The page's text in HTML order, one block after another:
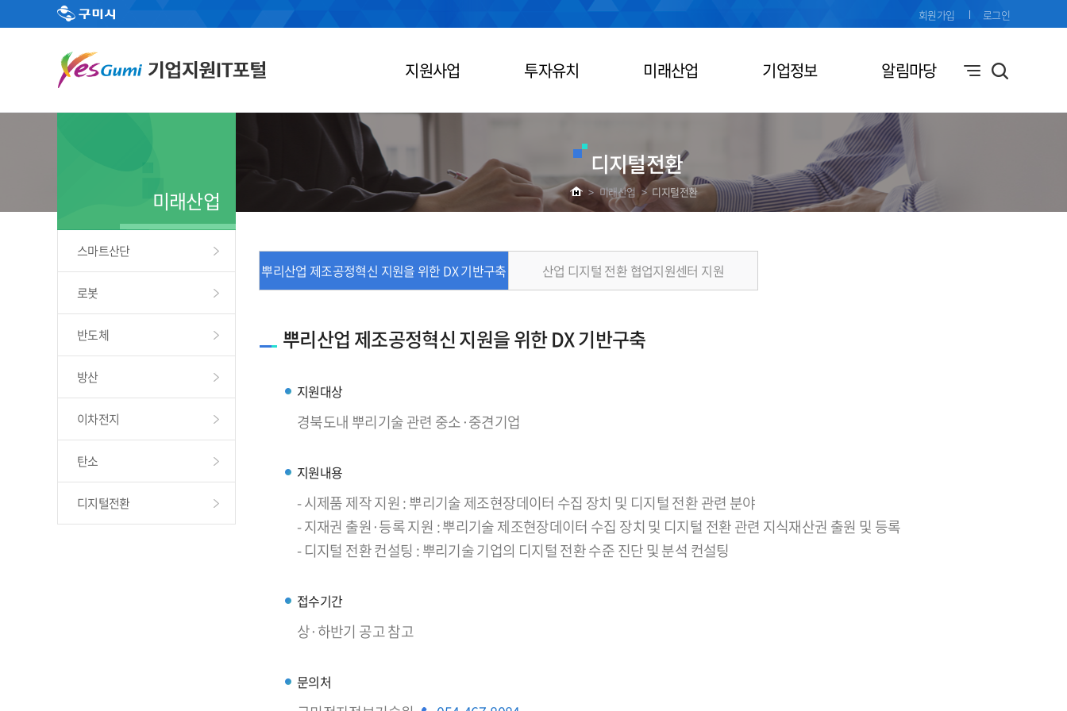
지원사업 투자유치 미래산업 기업정보 알림마당
회원가입 로그인
디지털전환
> 미래산업 > 디지털전환
미래산업
스마트산단
로봇
반도체
방산
이차전지
탄소
디지털전환
뿌리산업 제조공정혁신 지원을 위한 DX 기반구축 산업 디지털 전환 협업지원센터 지원
뿌리산업 제조공정혁신 지원을 위한 DX 기반구축
지원대상
경북도내 뿌리기술 관련 중소·중견기업
지원내용
- 시제품 제작 지원 : 뿌리기술 제조현장데이터 수집 장치 및 디지털 전환 관련 분야
- 지재권 출원·등록 지원 : 뿌리기술 제조현장데이터 수집 장치 및 디지털 전환 관련 지식재산권 출원 및 등록
- 디지털 전환 컨설팅 : 뿌리기술 기업의 디지털 전환 수준 진단 및 분석 컨설팅
접수기간
상·하반기 공고 참고
문의처